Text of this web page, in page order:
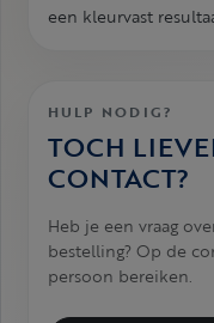
een kleurvast
HULP NODIG?
TOCH
CONTACT?
Heb je een vraag
bestelling? Op de
persoon bereiken.